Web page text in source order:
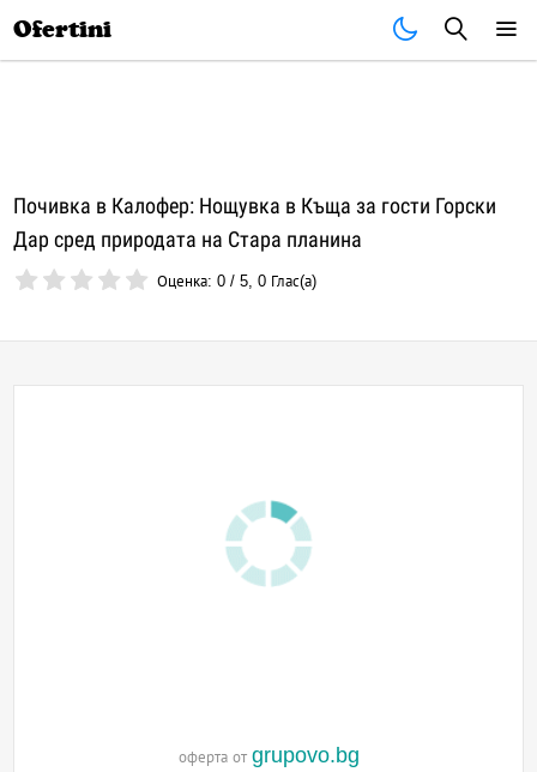
Ofertini
Почивка в Калофер: Нощувка в Къща за гости Горски
Дар сред природата на Стара планина
Оценка:0 /5,0 Глас(а)
оферта от grupovo.bg